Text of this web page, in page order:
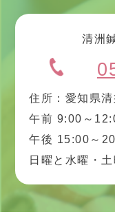
清洲
住所：愛知県
午前 9:00～
午後 15:00～
日曜と水曜・